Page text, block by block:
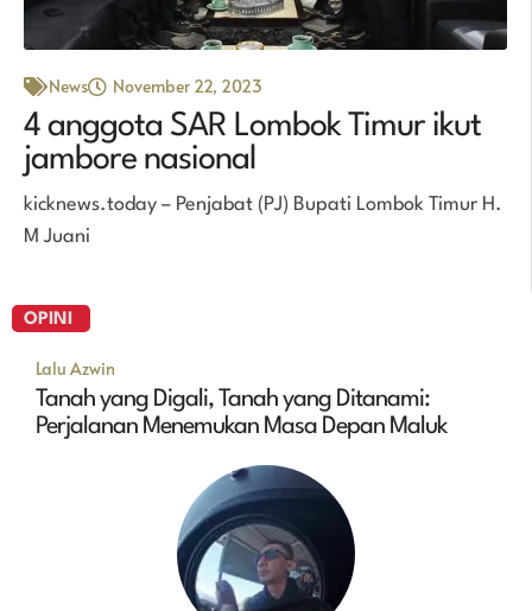
News November 22, 2023
4 anggota SAR Lombok Timur ikut
jambore nasional
kicknews.today – Penjabat (PJ) Bupati Lombok Timur H.
M Juani
OPINI
Lalu Azwin
Tanah yang Digali, Tanah yang Ditanami:
Perjalanan Menemukan Masa Depan Maluk